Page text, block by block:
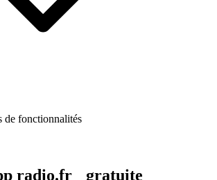
de fonctionnalités
radio.fr gratuite